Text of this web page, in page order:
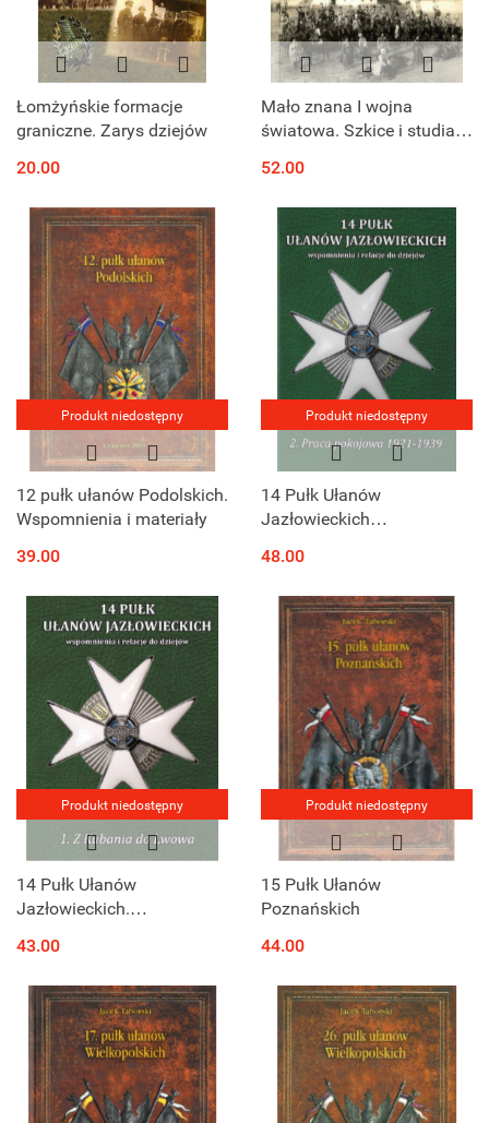
Łomżyńskie formacje
graniczne. Zarys dziejów
20.00
Mało znana I wojna
światowa. Szkice i studia z
froncie wschodnim
52.00
Produkt niedostępny
12 pułk ułanów Podolskich.
Wspomnienia i materiały
39.00
Produkt niedostępny
14 Pułk Ułanów
Jazłowieckich
dziejów. Tom II Praca
pokojowa 1921--1939
48.00
Produkt niedostępny
14 Pułk Ułanów
Jazłowieckich.
dziejów Tom I. Z Kubania
43.00
Produkt niedostępny
15 Pułk Ułanów
Poznańskich
44.00